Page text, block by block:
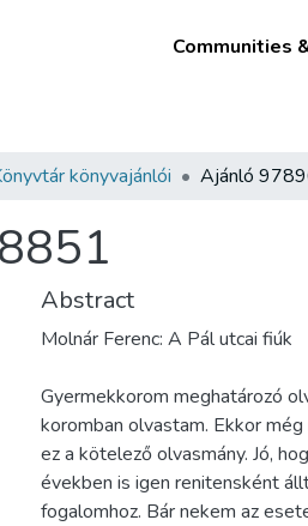
Communities
könyvajánlói Ajánló
Abstract
Molnár Ferenc: A Pál utcai fiúk
Gyermekkorom meghatározó
koromban olvastam. Ekkor
ez a kötelező olvasmány. Jó,
években is igen renitensként
fogalomhoz. Bár nekem az